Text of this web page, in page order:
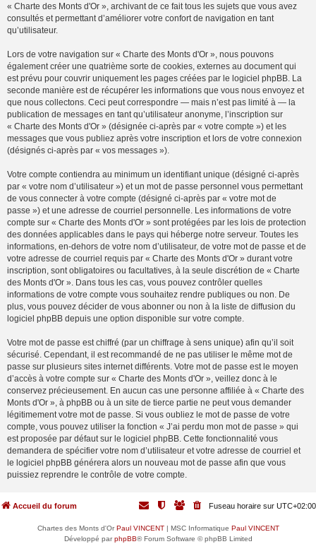
« Charte des Monts d'Or », archivant de ce fait tous les sujets que vous avez
consultés et permettant d’améliorer votre confort de navigation en tant
qu’utilisateur.
Lors de votre navigation sur « Charte des Monts d'Or », nous pouvons
également créer une quatrième sorte de cookies, externes au document qui
est prévu pour couvrir uniquement les pages créées par le logiciel phpBB. La
seconde manière est de récupérer les informations que vous nous envoyez et
que nous collectons. Ceci peut correspondre — mais n’est pas limité à — la
publication de messages en tant qu’utilisateur anonyme, l’inscription sur
« Charte des Monts d'Or » (désignée ci-après par « votre compte ») et les
messages que vous publiez après votre inscription et lors de votre connexion
(désignés ci-après par « vos messages »).
Votre compte contiendra au minimum un identifiant unique (désigné ci-après
par « votre nom d’utilisateur ») et un mot de passe personnel vous permettant
de vous connecter à votre compte (désigné ci-après par « votre mot de
passe ») et une adresse de courriel personnelle. Les informations de votre
compte sur « Charte des Monts d'Or » sont protégées par les lois de protection
des données applicables dans le pays qui héberge notre serveur. Toutes les
informations, en-dehors de votre nom d’utilisateur, de votre mot de passe et de
votre adresse de courriel requis par « Charte des Monts d'Or » durant votre
inscription, sont obligatoires ou facultatives, à la seule discrétion de « Charte
des Monts d'Or ». Dans tous les cas, vous pouvez contrôler quelles
informations de votre compte vous souhaitez rendre publiques ou non. De
plus, vous pouvez décider de vous abonner ou non à la liste de diffusion du
logiciel phpBB depuis une option disponible sur votre compte.
Votre mot de passe est chiffré (par un chiffrage à sens unique) afin qu’il soit
sécurisé. Cependant, il est recommandé de ne pas utiliser le même mot de
passe sur plusieurs sites internet différents. Votre mot de passe est le moyen
d’accès à votre compte sur « Charte des Monts d'Or », veillez donc à le
conservez précieusement. En aucun cas une personne affiliée à « Charte des
Monts d'Or », à phpBB ou à un site de tierce partie ne peut vous demander
légitimement votre mot de passe. Si vous oubliez le mot de passe de votre
compte, vous pouvez utiliser la fonction « J’ai perdu mon mot de passe » qui
est proposée par défaut sur le logiciel phpBB. Cette fonctionnalité vous
demandera de spécifier votre nom d’utilisateur et votre adresse de courriel et
le logiciel phpBB générera alors un nouveau mot de passe afin que vous
puissiez reprendre le contrôle de votre compte.
Accueil du forum Fuseau horaire sur UTC+02:00
Chartes des Monts d'OrPaul VINCENT| MSC Informatique Paul VINCENT
Développé parphpBB® Forum Software © phpBB Limited